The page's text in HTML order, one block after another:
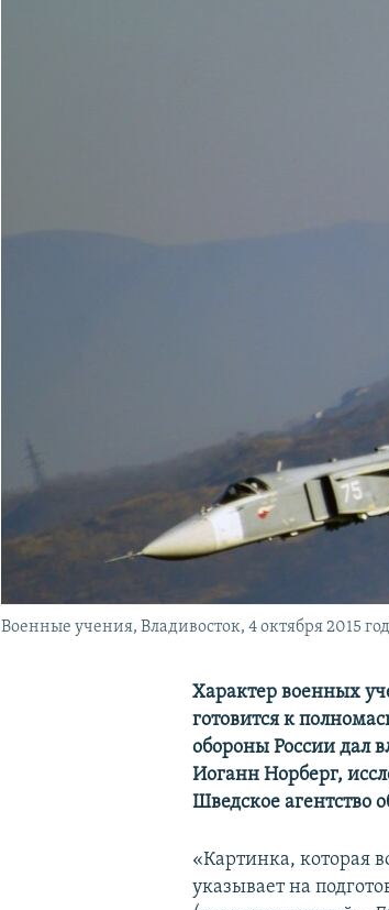
Военные учения, Владивосток, 4 октября 2015
Характер военных
готовится к
обороны России дал
Иоганн Норберг,
Шведское агентство
«Картинка, которая
указывает на